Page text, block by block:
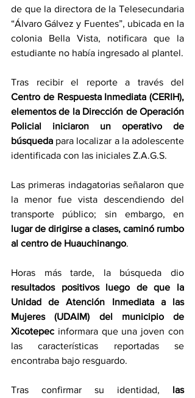
de que la directora de la Telesecundaria
“Álvaro Gálvez y Fuentes”, ubicada en la
colonia Bella Vista, notificara que la
estudiante no había ingresado al plantel.
Centro de Respuesta Inmediata (CERIH),
elementos de la Dirección de Operación
Policial iniciaron un operativo de
búsqueda para localizar a la adolescente
identificada con las iniciales Z.A.G.S.
Las primeras indagatorias señalaron que
la menor fue vista descendiendo del
lugar de dirigirse a clases, caminó rumbo
al centro de Huauchinango.
resultados positivos luego de que la
Unidad de Atención Inmediata a las
Mujeres (UDAIM) del municipio de
Xicotepec informara que una joven con
las características reportadas se
encontraba bajo resguardo.
Tras confirmar su identidad, las